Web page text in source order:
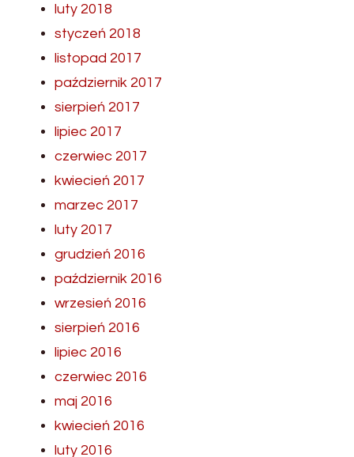
luty 2018
styczeń 2018
listopad 2017
październik 2017
sierpień 2017
lipiec 2017
czerwiec 2017
kwiecień 2017
marzec 2017
luty 2017
grudzień 2016
październik 2016
wrzesień 2016
sierpień 2016
lipiec 2016
czerwiec 2016
maj 2016
kwiecień 2016
luty 2016